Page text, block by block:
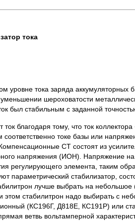
тока
тока заряда аккумуляторных
шероховатости
был стабильным с заданной
благодаря тому, что ток коллектора
токе базы или
СТ состоят из
напряжения (ИОН). Напряжение
регулирующего элемента, таким
параметрический стабилизатор,
лучше выбрать на
стабилитрон надо выбирать с
(КС196Г, Д818Е, КС191Р) или
ветвь вольтамперной